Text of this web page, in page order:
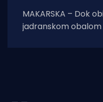
MAKARSKA – Dok
jadranskom obalom